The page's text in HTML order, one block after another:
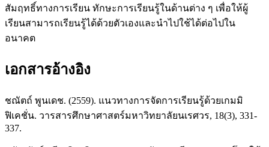
สัมฤทธิ์ทางการเรียน ทักษะการเรียนรู้ในด้านต่าง ๆ เพื่อให้ผู้
เรียนสามารถเรียนรู้ได้ด้วยตัวเองและนำไปใช้ได้ต่อไปใน
อนาคต
เอกสารอ้างอิง
ชณัตถ์ พูนเดช. (2559). แนวทางการจัดการเรียนรู้ด้วยเกมมิ
ฟิเคชั่น. วารสารศึกษาศาสตร์มหาวิทยาลัยนเรศวร, 18(3), 331-
337.